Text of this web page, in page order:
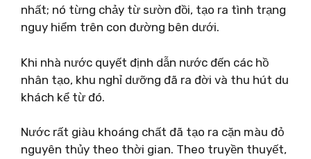
nhất; nó từng chảy từ sườn đồi, tạo ra tình trạng
nguy hiểm trên con đường bên dưới.
Khi nhà nước quyết định dẫn nước đến các hồ
nhân tạo, khu nghỉ dưỡng đã ra đời và thu hút du
khách kể từ đó.
Nước rất giàu khoáng chất đã tạo ra cặn màu đỏ
nguyên thủy theo thời gian. Theo truyền thuyết,